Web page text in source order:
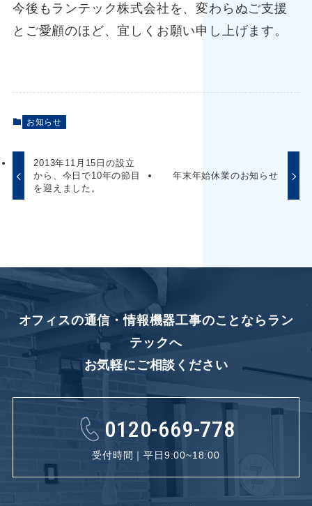
今後もランテック株式会社を、変わらぬご支援
とご愛顧のほど、宜しくお願い申し上げます。
お知らせ
2013年11月15日の設立
から、今日で10年の節目
を迎えました。
年末年始休業のお知らせ
オフィスの通信・情報機器工事のことなら ラン
テックへ
お気軽にご相談ください
0120-669-778
受付時間｜平日9:00~18:00